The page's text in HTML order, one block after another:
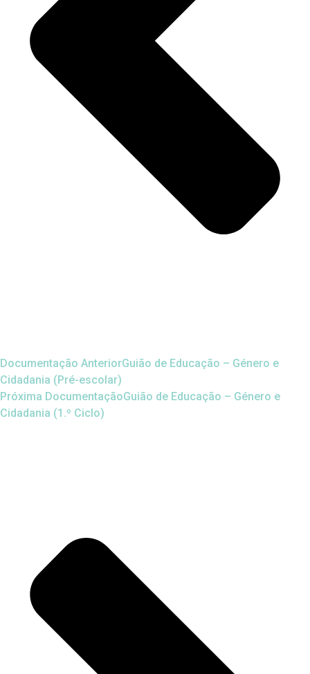
Documentação AnteriorGuião de Educação – Género e
Cidadania (Pré-escolar)
Próxima DocumentaçãoGuião de Educação – Género e
Cidadania (1.º Ciclo)